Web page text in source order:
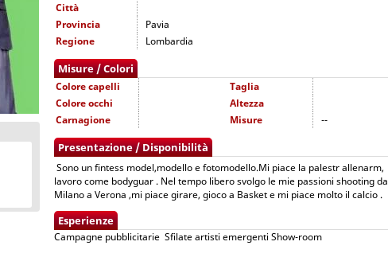
Città
Provincia
Pavia
Regione
Lombardia
Misure / Colori
Colore capelli
Taglia
Colore occhi
Altezza
Carnagione
Misure --
Presentazione / Disponibilità
Sono un fintess model,modello e fotomodello.Mi piace la palestr allenarm,
lavoro come bodyguar . Nel tempo libero svolgo le mie passioni shooting da
Milano a Verona ,mi piace girare, gioco a Basket e mi piace molto il calcio .
Esperienze
Campagne pubblicitarie Sfilate artisti emergenti Show-room